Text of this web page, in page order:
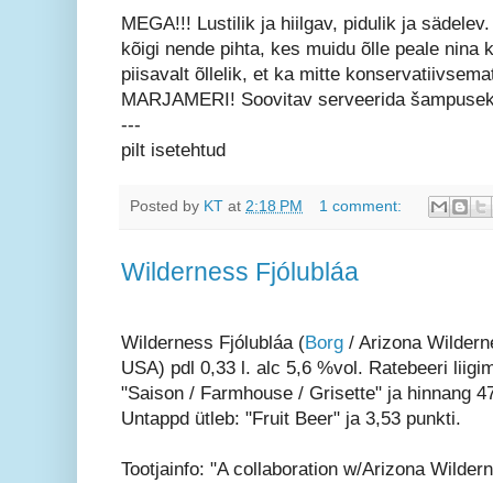
MEGA!!! Lustilik ja hiilgav, pidulik ja
kõigi nende pihta, kes muidu õlle peale nina
piisavalt õllelik, et ka mitte
MARJAMERI! Soovitav serveerida
---
pilt isetehtud
Posted by KT at 2:18 PM 1 comment:
Wilderness Fjólubláa
Wilderness Fjólubláa (Borg / Arizona
USA) pdl 0,33 l. alc 5,6 %vol. Ratebeeri
"Saison / Farmhouse / Grisette" ja hinnang
Untappd ütleb: "Fruit Beer" ja 3,53 punkti.
Tootjainfo: "A collaboration w/Arizona